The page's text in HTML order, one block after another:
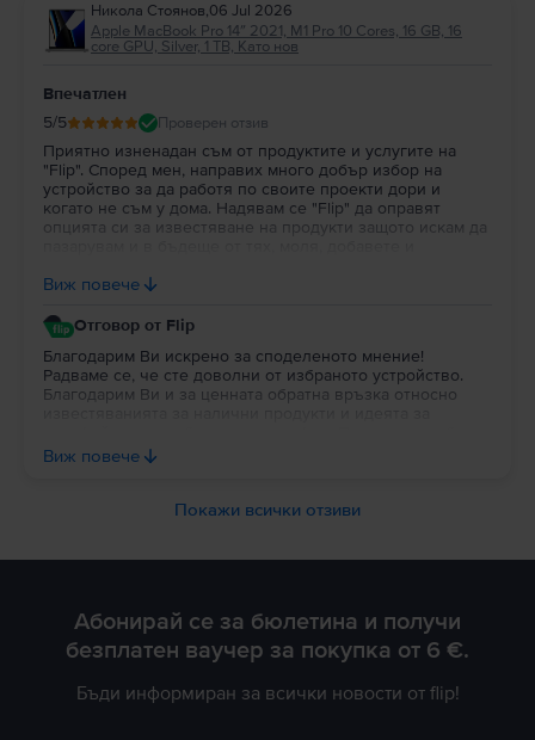
Никола Стоянов,06 Jul 2026
Apple MacBook Pro 14″ 2021, M1 Pro 10 Cores, 16 GB, 16
core GPU, Silver, 1 TB, Като нов
Впечатлен
5/5 Проверен отзив
Приятно изненадан съм от продуктите и услугите на
"Flip". Според мен, направих много добър избор на
устройство за да работя по своите проекти дори и
когато не съм у дома. Надявам се "Flip" да оправят
опцията си за известяване на продукти защото искам да
парички за пазаруване.
Виж повече
Отговор от Flip
Благодарим Ви искрено за споделеното мнение!
Радваме се, че сте доволни от избраното устройство.
Благодарим Ви и за ценната обратна връзка относно
върху подобряването на платформата и Вашите
Благодарим Ви за доверието!
Виж повече
Покажи всички отзиви
Абонирай се за бюлетина и получи
безплатен ваучер за покупка от 6 €.
Бъди информиран за всички новости от flip!